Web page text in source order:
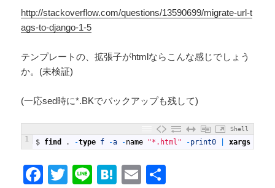
http://stackoverflow.com/questions/13590699/migrate-url-t
ags-to-django-1-5
テンプレートの、拡張子がhtmlならこんな感じでしょう
か。(未検証)
(一応sed時に*.BKでバックアップも残して)
Shell
1 $ find . -type f -a -name "*.html" -print0 xargs
F
T
Li
H
E